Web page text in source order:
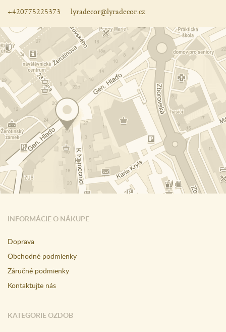
INFORMÁCIE O NÁKUPE
Doprava
Obchodné podmienky
Záručné podmienky
Kontaktujte nás
KATEGORIE OZDOB
+420775225373 lyradecor@lyradecor.cz